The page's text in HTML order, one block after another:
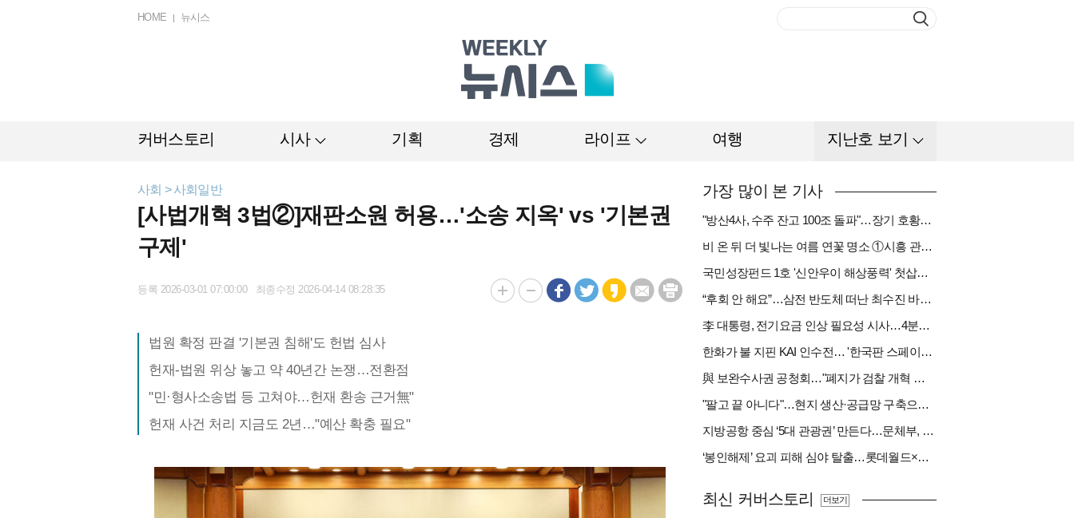
HOME 뉴시스
커버스토리 시사 기획 경제 라이프 여행 지난호 보기
사회 > 사회일반
[사법개혁 3법②]재판소원 허용…'소송 지옥' vs '기본권
구제'
등록 2026-03-01 07:00:00 최종수정 2026-04-14 08:28:35
법원 확정 판결 '기본권 침해'도 헌법 심사
헌재-법원 위상 놓고 약 40년간 논쟁…전환점
"민·형사소송법 등 고쳐야…헌재 환송 근거無"
헌재 사건 처리 지금도 2년…"예산 확충 필요"
가장 많이 본 기사
"방산4사, 수주 잔고 100조 돌파"…장기 호황기 들어섰다[다시 나는 K방산①]
비 온 뒤 더 빛나는 여름 연꽃 명소 ①시흥 관곡지
국민성장펀드 1호 '신안우이 해상풍력' 첫삽…바람소득 시동[하반기 에너지②]
“후회 안 해요”…삼전 반도체 떠난 최수진 바텐더의 ‘피어오름’[피플]
李 대통령, 전기요금 인상 필요성 시사…4분기엔 오를까
한화가 불 지핀 KAI 인수전… '한국판 스페이스X' 탄생 촉각[다시 나는 K방산③]
與 보완수사권 공청회…"폐지가 검찰 개혁 아냐" vs "보완수사권은 전면 재수사권"(종합)
"팔고 끝 아니다"…현지 생산·공급망 구축으로 글로벌 진입장벽 돌파[다시 나는 K방산②]
지방공항 중심 ‘5대 관광권’ 만든다…문체부, 수요조사 착수
‘봉인해제’ 요괴 피해 심야 탈출…롯데월드×당근
최신 커버스토리 더보기